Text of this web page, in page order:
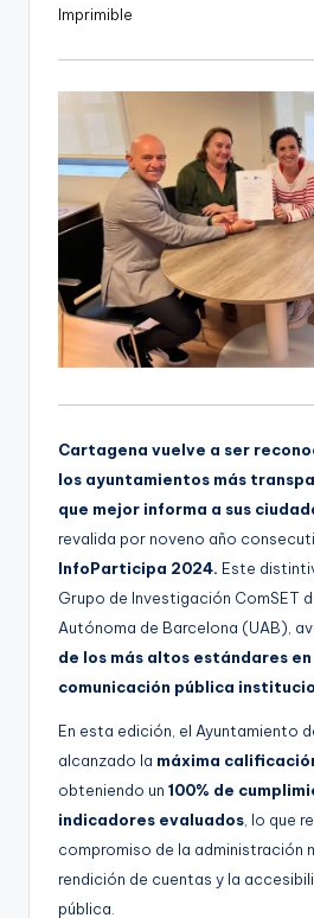
Imprimible
Cartagena vuelve a ser
los ayuntamientos más
que mejor informa a sus
revalida por noveno año
InfoParticipa 2024. Este
Grupo de Investigación ComSET
Autónoma de Barcelona (UAB),
de los más altos estándares
comunicación pública
En esta edición, el Ayuntamiento
alcanzado la máxima
obteniendo un 100% de
indicadores evaluados, lo que
compromiso de la administración
rendición de cuentas y la
pública.